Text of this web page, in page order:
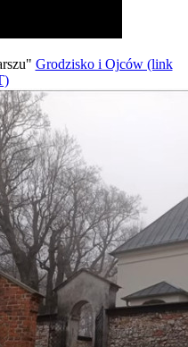
Grodzisko i Ojców (link